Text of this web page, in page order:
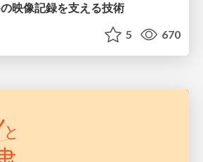
映像記録を支える技術
5 670